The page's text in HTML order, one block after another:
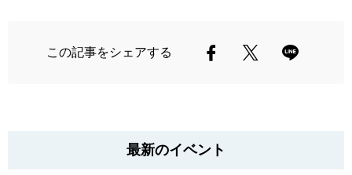
この記事をシェアする
最新のイベント